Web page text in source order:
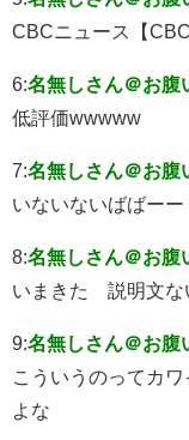
CBCニュース【
6:名無しさん＠お腹
低評価wwwww
7:名無しさん＠お腹
いないないばばーー
8:名無しさん＠お腹
いまきた 説明文な
9:名無しさん＠お腹
こういうのってカ
よな